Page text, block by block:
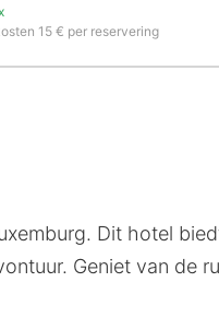
15 € per reservering
Dit hotel
Geniet van de